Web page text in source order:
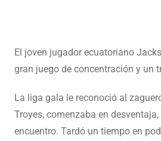
El joven jugador ecuatoriano
gran juego de concentración y un
La liga gala le reconoció al
Troyes, comenzaba en
encuentro. Tardó un tiempo en